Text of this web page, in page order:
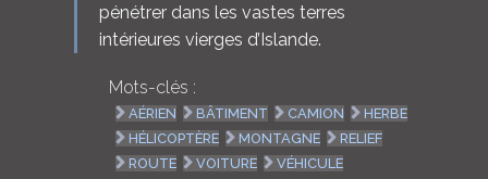
pénétrer dans les vastes terres
intérieures vierges d’Islande.
Mots-clés :
AÉRIEN BÂTIMENT CAMION
HERBE
HÉLICOPTÈRE
MONTAGNE
RELIEF
ROUTE
VOITURE
VÉHICULE